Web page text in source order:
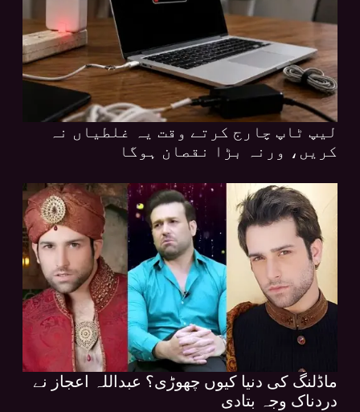
لیپ ٹاپ چارج کرتے وقت یہ غلطیاں نہ
کریں، ورنہ بڑا نقصان ہوگا
ماڈلنگ کی دنیا کیوں چھوڑی؟ عبداللہ اعجاز نے
دردناک وجہ بتادی